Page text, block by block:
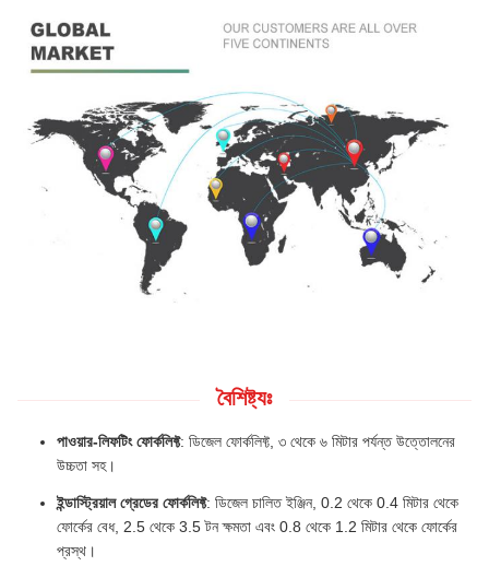
বৈশিষ্ট্যঃ
পাওয়ার-লিফটিং ফোর্কলিফ্ট: ডিজেল ফোর্কলিফ্ট, ৩ থেকে ৬ মিটার পর্যন্ত উত্তোলনের
উচ্চতা সহ।
ইন্ডাস্ট্রিয়াল গ্রেডের ফোর্কলিফ্ট: ডিজেল চালিত ইঞ্জিন, 0.2 থেকে 0.4 মিটার থেকে
ফোর্কের বেধ, 2.5 থেকে 3.5 টন ক্ষমতা এবং 0.8 থেকে 1.2 মিটার থেকে ফোর্কের
প্রস্থ।